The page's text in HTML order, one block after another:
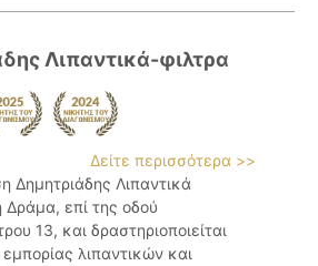
Λιπαντικά-φιλτρα
Δείτε περισσότερα >>
Δημητριάδης Λιπαντικά
Δράμα, επί της οδού
13, και δραστηριοποιείται
λιπαντικών και